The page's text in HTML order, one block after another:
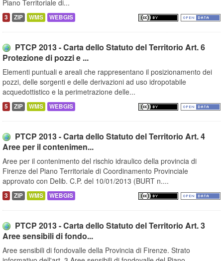
Piano Territoriale di...
3 ZIP WMS WEBGIS
PTCP 2013 - Carta dello Statuto del Territorio Art. 6
Protezione di pozzi e ...
Elementi puntuali e areali che rappresentano il posizionamento dei
pozzi, delle sorgenti e delle derivazioni ad uso idropotabile
acquedottistico e la perimetrazione delle...
5 ZIP WMS WEBGIS
PTCP 2013 - Carta dello Statuto del Territorio Art. 4
Aree per il contenimen...
Aree per il contenimento del rischio idraulico della provincia di
Firenze del Piano Territoriale di Coordinamento Provinciale
approvato con Delib. C.P. del 10/01/2013 (BURT n....
3 ZIP WMS WEBGIS
PTCP 2013 - Carta dello Statuto del Territorio Art. 3
Aree sensibili di fondo...
Aree sensibili di fondovalle della Provincia di Firenze. Strato